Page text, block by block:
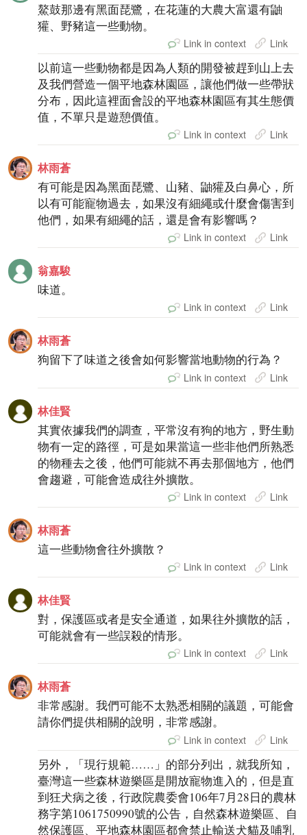
鰲鼓那邊有黑面琵鷺，在花蓮的大農大富還有鼬
獾、野豬這一些動物。
Link in context Link
以前這一些動物都是因為人類的開發被趕到山上去
及我們營造一個平地森林園區，讓他們做一些帶狀
分布，因此這裡面會設的平地森林園區有其生態價
值，不單只是遊憩價值。
Link in context Link
林雨蒼
有可能是因為黑面琵鷺、山豬、鼬獾及白鼻心，所
以有可能寵物過去，如果沒有細繩或什麼會傷害到
他們，如果有細繩的話，還是會有影響嗎？
Link in context Link
翁嘉駿
味道。
Link in context Link
林雨蒼
狗留下了味道之後會如何影響當地動物的行為？
Link in context Link
林佳賢
其實依據我們的調查，平常沒有狗的地方，野生動
物有一定的路徑，可是如果當這一些非他們所熟悉
的物種去之後，他們可能就不再去那個地方，他們
會趨避，可能會造成往外擴散。
Link in context Link
林雨蒼
這一些動物會往外擴散？
Link in context Link
林佳賢
對，保護區或者是安全通道，如果往外擴散的話，
可能就會有一些誤殺的情形。
Link in context Link
林雨蒼
非常感謝。我們可能不太熟悉相關的議題，可能會
請你們提供相關的說明，非常感謝。
Link in context Link
另外，「現行規範……」的部分列出，就我所知，
臺灣這一些森林遊樂區是開放寵物進入的，但是直
到狂犬病之後，行政院農委會106年7月28日的農林
務字第1061750990號的公告，自然森林遊樂區、自
然保護區、平地森林園區都會禁止輸送犬貓及哺乳